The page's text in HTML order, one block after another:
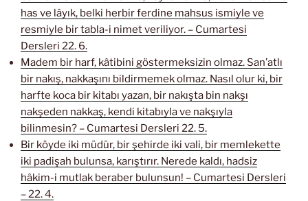
has ve lâyık, belki herbir ferdine mahsus ismiyle ve
resmiyle bir tabla-i nimet veriliyor. – Cumartesi
Dersleri 22. 6.
Madem bir harf, kâtibini göstermeksizin olmaz. San’atlı
bir nakış, nakkaşını bildirmemek olmaz. Nasıl olur ki, bir
harfte koca bir kitabı yazan, bir nakışta bin nakşı
nakşeden nakkaş, kendi kitabıyla ve nakşıyla
bilinmesin? – Cumartesi Dersleri 22. 5.
Bir köyde iki müdür, bir şehirde iki vali, bir memlekette
iki padişah bulunsa, karıştırır. Nerede kaldı, hadsiz
hâkim-i mutlak beraber bulunsun! – Cumartesi Dersleri
– 22. 4.